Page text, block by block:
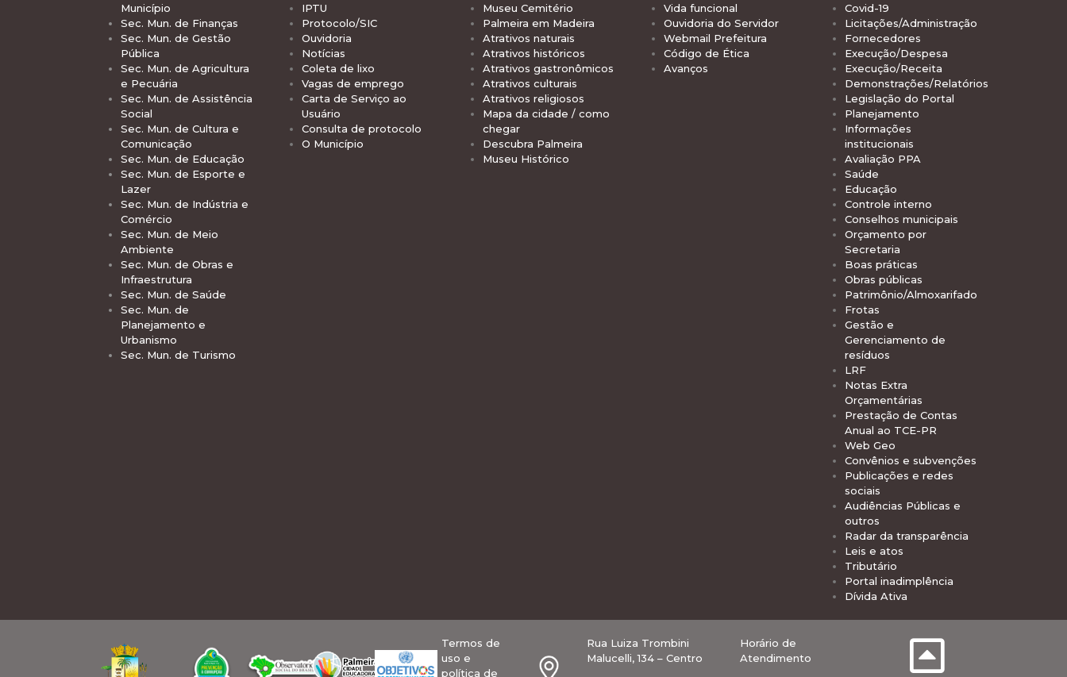
Município
Sec. Mun. de Finanças
Sec. Mun. de Gestão
Pública
Sec. Mun. de Agricultura
e Pecuária
Sec. Mun. de Assistência
Social
Sec. Mun. de Cultura e
Comunicação
Sec. Mun. de Educação
Sec. Mun. de Esporte e
Lazer
Sec. Mun. de Indústria e
Comércio
Sec. Mun. de Meio
Ambiente
Sec. Mun. de Obras e
Infraestrutura
Sec. Mun. de Saúde
Sec. Mun. de
Planejamento e
Urbanismo
Sec. Mun. de Turismo
IPTU
Protocolo/SIC
Ouvidoria
Notícias
Coleta de lixo
Vagas de emprego
Carta de Serviço ao
Usuário
Consulta de protocolo
O Município
Museu Cemitério
Palmeira em Madeira
Atrativos naturais
Atrativos históricos
Atrativos gastronômicos
Atrativos culturais
Atrativos religiosos
Mapa da cidade / como
chegar
Descubra Palmeira
Museu Histórico
Vida funcional
Ouvidoria do Servidor
Webmail Prefeitura
Código de Ética
Avanços
Covid-19
Licitações/Administração
Fornecedores
Execução/Despesa
Execução/Receita
Demonstrações/Relatórios
Legislação do Portal
Planejamento
Informações
institucionais
Avaliação PPA
Saúde
Educação
Controle interno
Conselhos municipais
Orçamento por
Secretaria
Boas práticas
Obras públicas
Patrimônio/Almoxarifado
Frotas
Gestão e
Gerenciamento de
resíduos
LRF
Notas Extra
Orçamentárias
Prestação de Contas
Anual ao TCE-PR
Web Geo
Convênios e subvenções
Publicações e redes
sociais
Audiências Públicas e
outros
Radar da transparência
Leis e atos
Tributário
Portal inadimplência
Dívida Ativa
Termos de
uso e
política de
Rua Luiza Trombini
Malucelli, 134 – Centro
Horário de
Atendimento